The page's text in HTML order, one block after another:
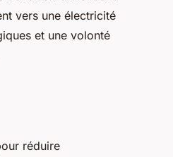
vers une électricité
et une volonté
réduire